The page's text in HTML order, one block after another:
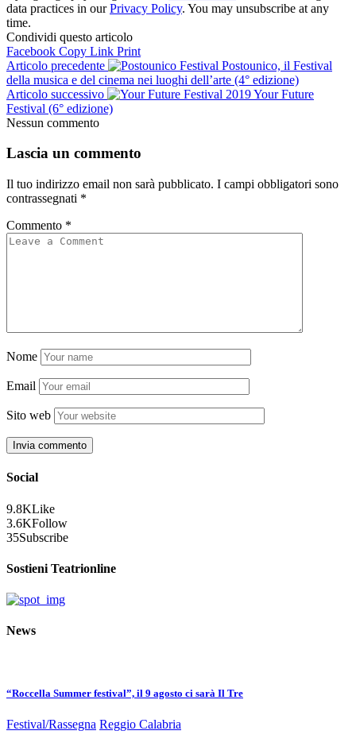
data practices in ourPrivacy Policy. You may unsubscribe at any
time.
Condividi questo articolo
Facebook Copy Link Print
Articolo precedente
Postounico, il Festival
della musica e del cinema nei luoghi dell’arte (4° edizione)
Articolo successivo
Your Future
Festival (6° edizione)
Nessun commento
Lascia un commento
Il tuo indirizzo email non sarà pubblicato. I campi obbligatori sono
contrassegnati *
Commento *
Nome
Email
Sito web
Social
9.8KLike
3.6KFollow
35Subscribe
Sostieni Teatrionline
News
“Roccella Summer festival”, il 9 agosto ci sarà Il Tre
Festival/Rassegna Reggio Calabria